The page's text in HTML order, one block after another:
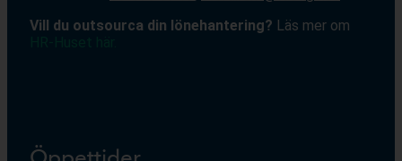
Vill du outsourca din lönehantering? Läs mer om